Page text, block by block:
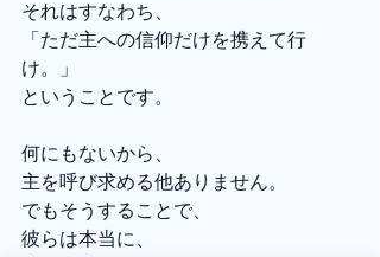
それはすなわち、
「ただ主への信仰だけを携えて行
け。」
ということです。
何にもないから、
主を呼び求める他ありません。
でもそうすることで、
彼らは本当に、